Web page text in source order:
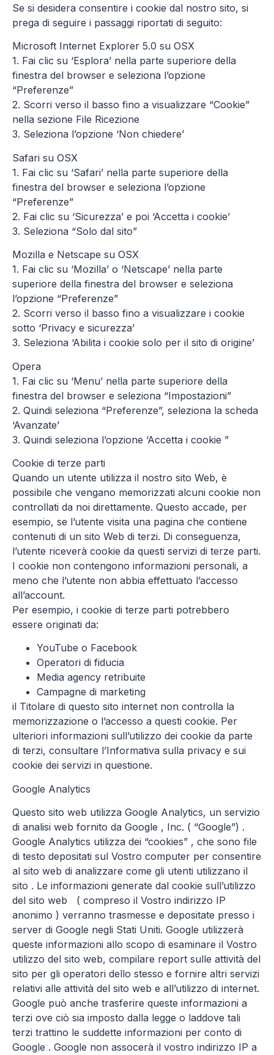
Se si desidera consentire i cookie dal nostro sito, si
prega di seguire i passaggi riportati di seguito:
Microsoft Internet Explorer 5.0 su OSX
1. Fai clic su ‘Esplora’ nella parte superiore della
finestra del browser e seleziona l’opzione
“Preferenze”
2. Scorri verso il basso fino a visualizzare “Cookie”
nella sezione File Ricezione
3. Seleziona l’opzione ‘Non chiedere’
Safari su OSX
1. Fai clic su ‘Safari’ nella parte superiore della
finestra del browser e seleziona l’opzione
“Preferenze”
2. Fai clic su ‘Sicurezza’ e poi ‘Accetta i cookie’
3. Seleziona “Solo dal sito”
Mozilla e Netscape su OSX
1. Fai clic su ‘Mozilla’ o ‘Netscape’ nella parte
superiore della finestra del browser e seleziona
l’opzione “Preferenze”
2. Scorri verso il basso fino a visualizzare i cookie
sotto ‘Privacy e sicurezza’
3. Seleziona ‘Abilita i cookie solo per il sito di origine’
Opera
1. Fai clic su ‘Menu’ nella parte superiore della
finestra del browser e seleziona “Impostazioni”
2. Quindi seleziona “Preferenze”, seleziona la scheda
‘Avanzate’
3. Quindi seleziona l’opzione ‘Accetta i cookie ”
Cookie di terze parti
Quando un utente utilizza il nostro sito Web, è
possibile che vengano memorizzati alcuni cookie non
controllati da noi direttamente. Questo accade, per
esempio, se l’utente visita una pagina che contiene
contenuti di un sito Web di terzi. Di conseguenza,
l’utente riceverà cookie da questi servizi di terze parti.
I cookie non contengono informazioni personali, a
meno che l’utente non abbia effettuato l’accesso
all’account.
Per esempio, i cookie di terze parti potrebbero
essere originati da:
YouTube o Facebook
Operatori di fiducia
Media agency retribuite
Campagne di marketing
il Titolare di questo sito internet non controlla la
memorizzazione o l’accesso a questi cookie. Per
ulteriori informazioni sull’utilizzo dei cookie da parte
di terzi, consultare l’Informativa sulla privacy e sui
cookie dei servizi in questione.
Google Analytics
Questo sito web utilizza Google Analytics, un servizio
di analisi web fornito da Google , Inc. ( “Google”) .
Google Analytics utilizza dei “cookies” , che sono file
di testo depositati sul Vostro computer per consentire
al sito web di analizzare come gli utenti utilizzano il
sito . Le informazioni generate dal cookie sull’utilizzo
del sito web ( compreso il Vostro indirizzo IP
anonimo ) verranno trasmesse e depositate presso i
server di Google negli Stati Uniti. Google utilizzerà
queste informazioni allo scopo di esaminare il Vostro
utilizzo del sito web, compilare report sulle attività del
sito per gli operatori dello stesso e fornire altri servizi
relativi alle attività del sito web e all’utilizzo di internet.
Google può anche trasferire queste informazioni a
terzi ove ciò sia imposto dalla legge o laddove tali
terzi trattino le suddette informazioni per conto di
Google . Google non assocerà il vostro indirizzo IP a